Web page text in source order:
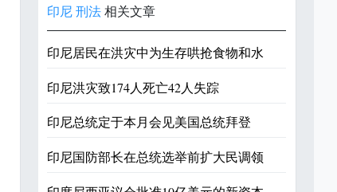
印尼 刑法 相关文章
印尼居民在洪灾中为生存哄抢食物和水
印尼洪灾致174人死亡42人失踪
印尼总统定于本月会见美国总统拜登
印尼国防部长在总统选举前扩大民调领